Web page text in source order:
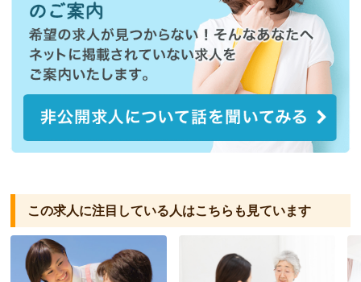
この求人に注目している人はこちらも見ています